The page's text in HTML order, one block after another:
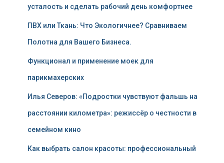
усталость и сделать рабочий день комфортнее
ПВХ или Ткань: Что Экологичнее? Сравниваем
Полотна для Вашего Бизнеса.
Функционал и применение моек для
парикмахерских
Илья Северов: «Подростки чувствуют фальшь на
расстоянии километра»: режиссёр о честности в
семейном кино
Как выбрать салон красоты: профессиональный